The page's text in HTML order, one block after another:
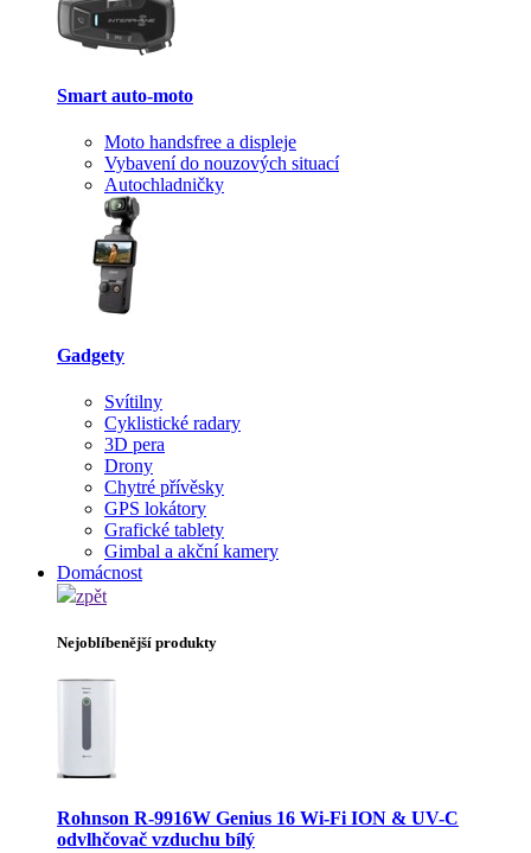
Smart auto-moto
Moto handsfree a displeje
Vybavení do nouzových situací
Autochladničky
Gadgety
Svítilny
Cyklistické radary
3D pera
Drony
Chytré přívěsky
GPS lokátory
Grafické tablety
Gimbal a akční kamery
Domácnost
zpět
Nejoblíbenější produkty
Rohnson R-9916W Genius 16 Wi-Fi ION & UV-C
odvlhčovač vzduchu bílý